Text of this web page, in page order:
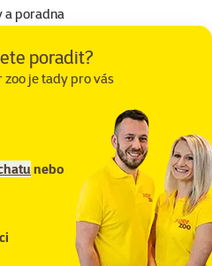
a poradna
poradit?
zoo je tady pro vás
nebo